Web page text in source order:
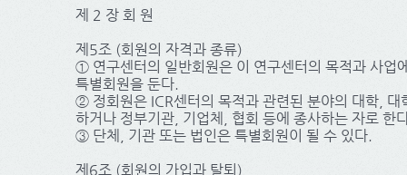
제 2 장 회 원
제5조 (회원의 자격과 종류)
① 연구센터의 일반회원은 이 연구센터의 목적과 사업
특별회원을 둔다.
② 정회원은 ICR센터의 목적과 관련된 분야의 대학,
하거나 정부기관, 기업체, 협회 등에 종사하는 자로 한
③ 단체, 기관 또는 법인은 특별회원이 될 수 있다.
제6조 (회원의 가입과 탈퇴)